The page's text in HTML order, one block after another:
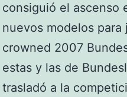
consiguió el ascenso
nuevos modelos
crowned 2007
estas y las de
trasladó a la